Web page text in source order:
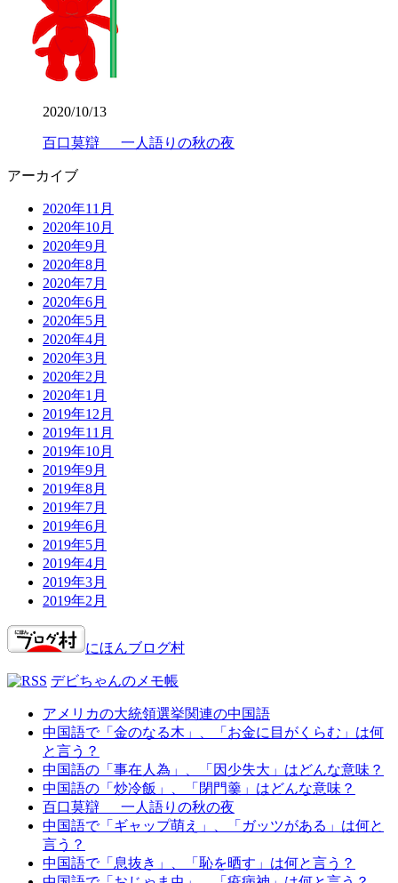
2020/10/13
百口莫辯 一人語りの秋の夜
アーカイブ
2020年11月
2020年10月
2020年9月
2020年8月
2020年7月
2020年6月
2020年5月
2020年4月
2020年3月
2020年2月
2020年1月
2019年12月
2019年11月
2019年10月
2019年9月
2019年8月
2019年7月
2019年6月
2019年5月
2019年4月
2019年3月
2019年2月
にほんブログ村
デビちゃんのメモ帳
アメリカの大統領選挙関連の中国語
中国語で「金のなる木」、「お金に目がくらむ」は何
と言う？
中国語の「事在人為」、「因少失大」はどんな意味？
中国語の「炒冷飯」、「閉門羹」はどんな意味？
百口莫辯 一人語りの秋の夜
中国語で「ギャップ萌え」、「ガッツがある」は何と
言う？
中国語で「息抜き」、「恥を晒す」は何と言う？